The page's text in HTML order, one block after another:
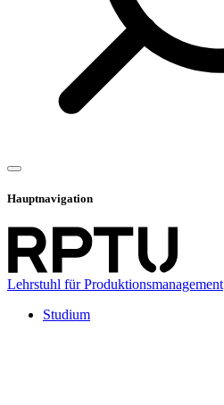
Hauptnavigation
Lehrstuhl für Produktionsmanagement
Studium